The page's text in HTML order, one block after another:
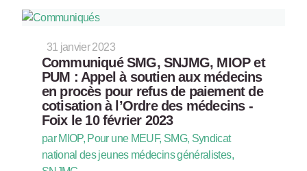
31 janvier 2023
Communiqué SMG, SNJMG, MIOP et
PUM : Appel à soutien aux médecins
en procès pour refus de paiement de
cotisation à l’Ordre des médecins -
Foix le 10 février 2023
par MIOP, Pour une MEUF, SMG, Syndicat
national des jeunes médecins généralistes,